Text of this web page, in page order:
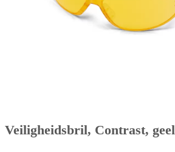
Veiligheidsbril, Contrast, geel